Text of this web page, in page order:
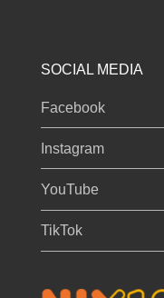
SOCIAL MEDIA
Facebook
Instagram
YouTube
TikTok